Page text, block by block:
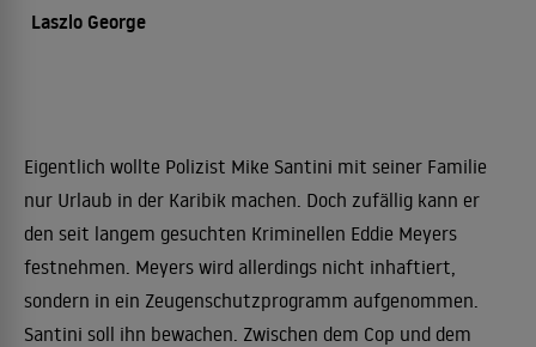
Laszlo George
Eigentlich wollte Polizist Mike Santini mit seiner Familie
nur Urlaub in der Karibik machen. Doch zufällig kann er
den seit langem gesuchten Kriminellen Eddie Meyers
festnehmen. Meyers wird allerdings nicht inhaftiert,
sondern in ein Zeugenschutzprogramm aufgenommen.
Santini soll ihn bewachen. Zwischen dem Cop und dem